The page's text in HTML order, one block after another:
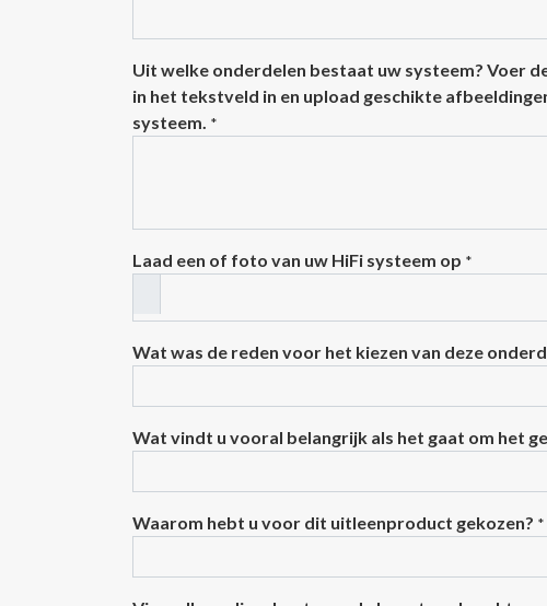
Uit welke onderdelen bestaat uw systeem? Voer
in het tekstveld in en upload geschikte
systeem. *
Laad een of foto van uw HiFi systeem op *
Wat was de reden voor het kiezen van deze
Wat vindt u vooral belangrijk als het gaat om het
Waarom hebt u voor dit uitleenproduct gekozen? *